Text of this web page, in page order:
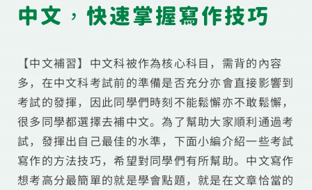
中文，快速掌握寫作技巧
【中文補習】中文科被作為核心科目，需背的內容
多，在中文科考試前的準備是否充分亦會直接影響到
考試的發揮，因此同學們時刻不能鬆懈亦不敢鬆懈，
很多同學都選擇去補中文。為了幫助大家順利通過考
試，發揮出自己最佳的水準，下面小編介紹一些考試
寫作的方法技巧，希望對同學們有所幫助。中文寫作
想考高分最簡單的就是學會點題，就是在文章恰當的